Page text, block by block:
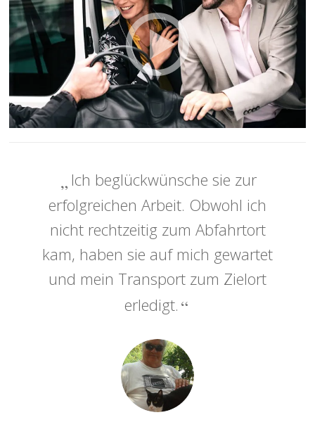
Ich beglückwünsche sie zur
erfolgreichen Arbeit. Obwohl ich
nicht rechtzeitig zum Abfahrtort
kam, haben sie auf mich gewartet
und mein Transport zum Zielort
erledigt.